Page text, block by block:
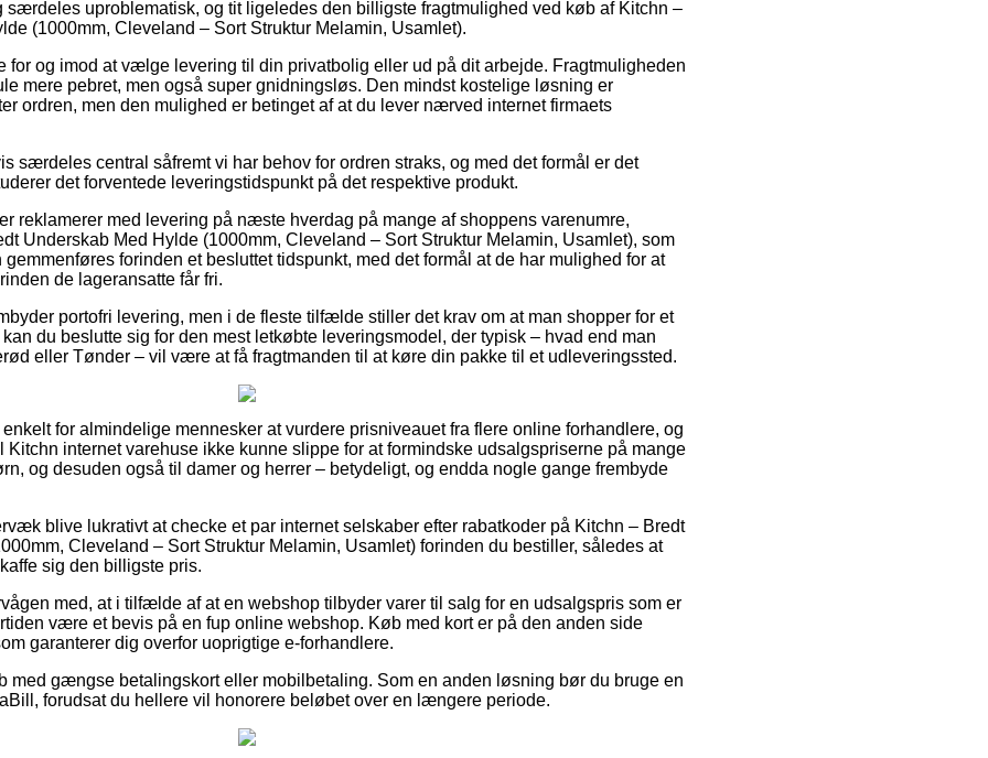
særdeles uproblematisk, og tit ligeledes den billigste fragtmulighed ved køb af Kitchn –
(1000mm, Cleveland – Sort Struktur Melamin, Usamlet).
for og imod at vælge levering til din privatbolig eller ud på dit arbejde. Fragtmuligheden
mere pebret, men også super gnidningsløs. Den mindst kostelige løsning er
ordren, men den mulighed er betinget af at du lever nærved internet firmaets
særdeles central såfremt vi har behov for ordren straks, og med det formål er det
det forventede leveringstidspunkt på det respektive produkt.
reklamerer med levering på næste hverdag på mange af shoppens varenumre,
Underskab Med Hylde (1000mm, Cleveland – Sort Struktur Melamin, Usamlet), som
forinden et besluttet tidspunkt, med det formål at de har mulighed for at
de lageransatte får fri.
portofri levering, men i de fleste tilfælde stiller det krav om at man shopper for et
du beslutte sig for den mest letkøbte leveringsmodel, der typisk – hvad end man
eller Tønder – vil være at få fragtmanden til at køre din pakke til et udleveringssted.
for almindelige mennesker at vurdere prisniveauet fra flere online forhandlere, og
internet varehuse ikke kunne slippe for at formindske udsalgspriserne på mange
og desuden også til damer og herrer – betydeligt, og endda nogle gange frembyde
blive lukrativt at checke et par internet selskaber efter rabatkoder på Kitchn – Bredt
Cleveland – Sort Struktur Melamin, Usamlet) forinden du bestiller, således at
sig den billigste pris.
med, at i tilfælde af at en webshop tilbyder varer til salg for en udsalgspris som er
være et bevis på en fup online webshop. Køb med kort er på den anden side
garanterer dig overfor uoprigtige e-forhandlere.
med gængse betalingskort eller mobilbetaling. Som en anden løsning bør du bruge en
forudsat du hellere vil honorere beløbet over en længere periode.